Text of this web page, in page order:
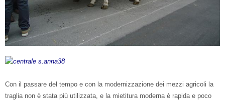
Con il passare del tempo e con la modernizzazione dei mezzi agricoli la
traglia non è stata più utilizzata, e la mietitura moderna è rapida e poco